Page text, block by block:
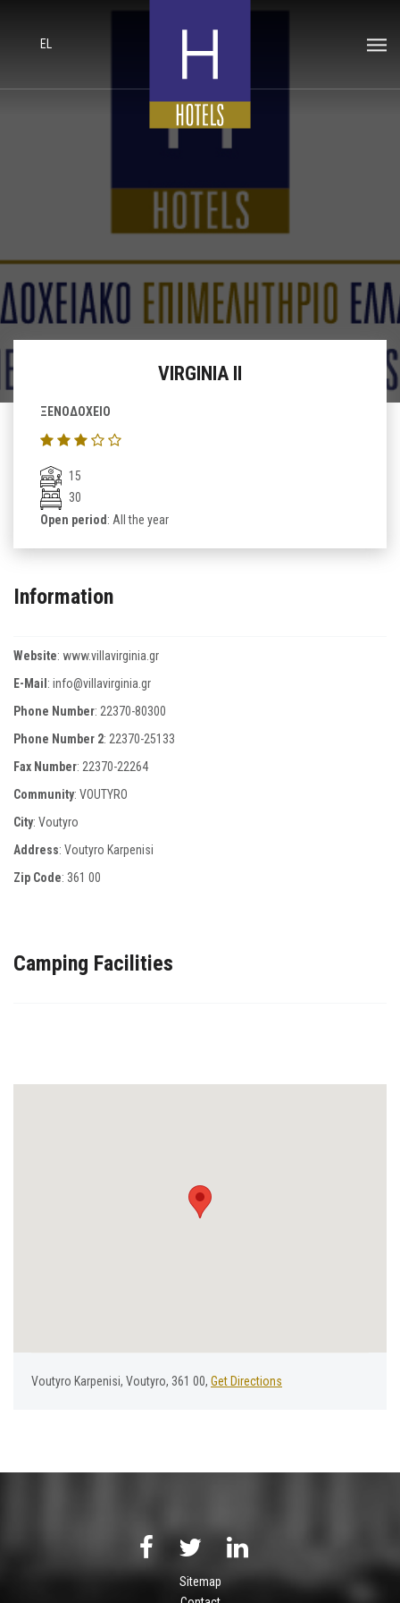
EL
VIRGINIA II
ΞΕΝΟΔΟΧΕΙΟ
15
30
Open period: All the year
Information
Website: www.villavirginia.gr
E-Mail: info@villavirginia.gr
Phone Number: 22370-80300
Phone Number 2: 22370-25133
Fax Number: 22370-22264
Community: VOUTYRO
City: Voutyro
Address: Voutyro Karpenisi
Zip Code: 361 00
Camping Facilities
Voutyro Karpenisi, Voutyro, 361 00, Get Directions
Sitemap